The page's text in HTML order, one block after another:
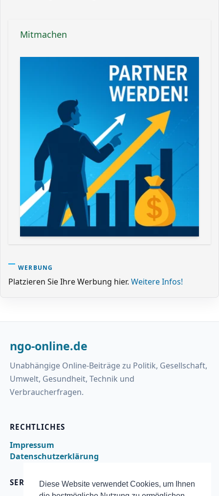
Diese Website verwendet Cookies, um Ihnen
Mitmachen
WERBUNG
Platzieren Sie Ihre Werbung hier. Weitere Infos!
ngo-online.de
Unabhängige Online-Beiträge zu Politik, Gesellschaft,
Umwelt, Gesundheit, Technik und
Verbraucherfragen.
RECHTLICHES
Impressum
Datenschutzerklärung
SERVICE